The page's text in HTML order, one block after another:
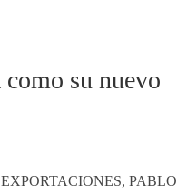
su nuevo
PABLO